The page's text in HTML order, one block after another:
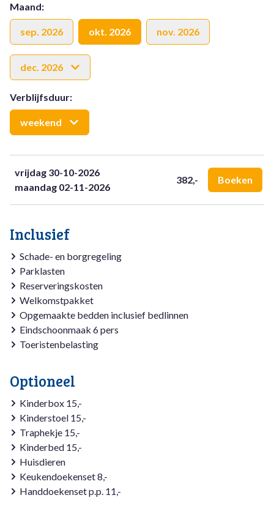
De bovenverdieping beschikt over 2 ruime slaapkamers met
comfortabele boxspringbedden. Hier geniet je van een
goede nachtrust in een stille omgeving. De badkamer is
De tuin rondom de woning biedt volop privacy en ruimte
voor ontspanning. Geniet van zonnige dagen op het terras
deze tuin is de ideale plek.
Maand:
sep. 2026 okt. 2026 nov. 2026
dec. 2026
Verblijfsduur:
weekend
vrijdag 30-10-2026
maandag 02-11-2026
382,- Boeken
Inclusief
Schade- en borgregeling
Parklasten
Reserveringskosten
Welkomstpakket
Opgemaakte bedden inclusief bedlinnen
Eindschoonmaak 6 pers
Toeristenbelasting
Optioneel
Kinderbox 15,-
Kinderstoel 15,-
Traphekje 15,-
Kinderbed 15,-
Huisdieren
Keukendoekenset 8,-
Handdoekenset p.p. 11,-